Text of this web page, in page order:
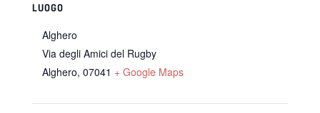
LUOGO
Alghero
Via degli Amici del Rugby
Alghero, 07041 + Google Maps